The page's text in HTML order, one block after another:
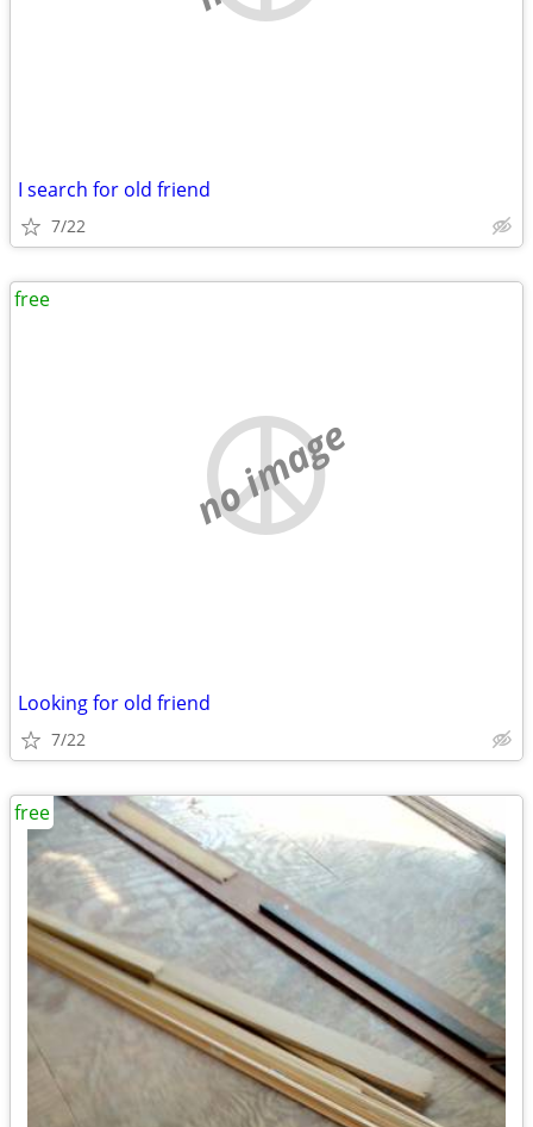
I search for old friend
7/22
no image
Looking for old friend
7/22
free
free